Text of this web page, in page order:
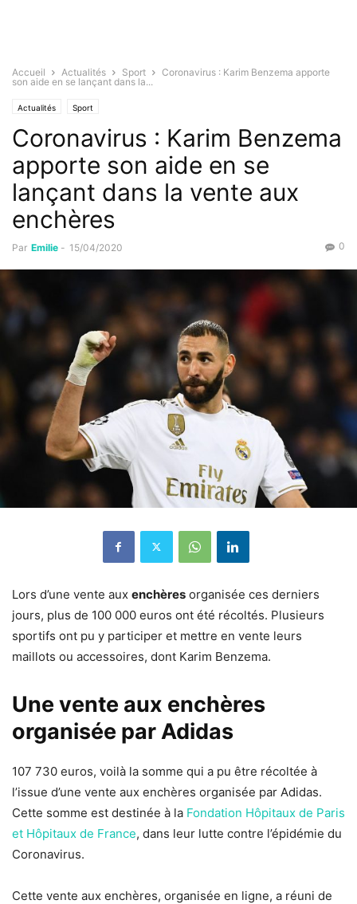
Accueil Actualités Sport
Coronavirus : Karim Benzema apporte
son aide en se lançant dans la...
Actualités Sport
Coronavirus : Karim Benzema
apporte son aide en se
lançant dans la vente aux
enchères
Par Emilie - 15/04/2020 0
Lors d’une vente aux enchères organisée ces derniers
jours, plus de 100 000 euros ont été récoltés. Plusieurs
sportifs ont pu y participer et mettre en vente leurs
maillots ou accessoires, dont Karim Benzema.
Une vente aux enchères
organisée par Adidas
107 730 euros, voilà la somme qui a pu être récoltée à
l’issue d’une vente aux enchères organisée par Adidas.
Cette somme est destinée à la Fondation Hôpitaux de Paris
et Hôpitaux de France, dans leur lutte contre l’épidémie du
Coronavirus.
Cette vente aux enchères, organisée en ligne, a réuni de